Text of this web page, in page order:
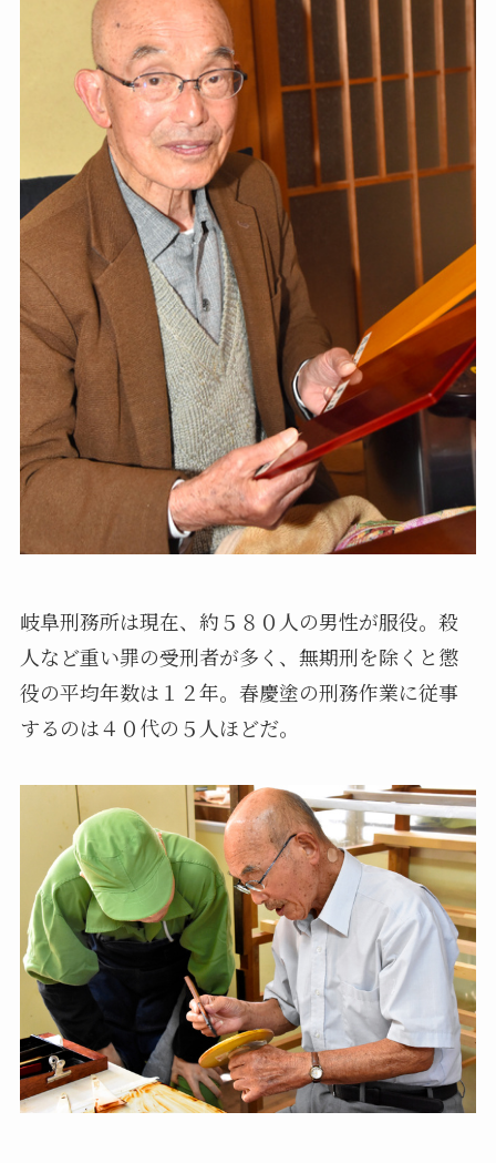
岐阜刑務所は現在、約５８０人の男性が服役。殺
人など重い罪の受刑者が多く、無期刑を除くと懲
役の平均年数は１２年。春慶塗の刑務作業に従事
するのは４０代の５人ほどだ。